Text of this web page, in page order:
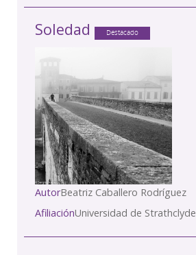
Soledad Destacado
AutorBeatriz Caballero Rodríguez
AfiliaciónUniversidad de Strathclyde